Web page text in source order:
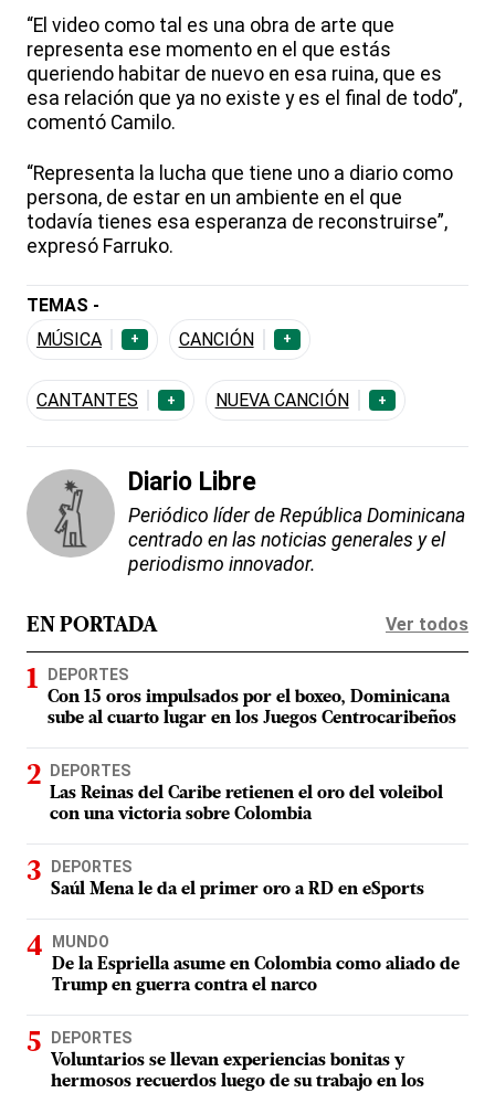
“El video como tal es una obra de arte que
representa ese momento en el que estás
queriendo habitar de nuevo en esa ruina, que es
esa relación que ya no existe y es el final de todo”,
comentó Camilo.
“Representa la lucha que tiene uno a diario como
persona, de estar en un ambiente en el que
todavía tienes esa esperanza de reconstruirse”,
expresó Farruko.
TEMAS -
MÚSICA
+ CANCIÓN +
CANTANTES + NUEVA CANCIÓN +
Diario Libre
Periódico líder de República Dominicana
centrado en las noticias generales y el
periodismo innovador.
EN PORTADA Ver todos
DEPORTES
Con 15 oros impulsados por el boxeo, Dominicana
sube al cuarto lugar en los Juegos Centrocaribeños
DEPORTES
Las Reinas del Caribe retienen el oro del voleibol
con una victoria sobre Colombia
DEPORTES
Saúl Mena le da el primer oro a RD en eSports
MUNDO
De la Espriella asume en Colombia como aliado de
Trump en guerra contra el narco
DEPORTES
Voluntarios se llevan experiencias bonitas y
hermosos recuerdos luego de su trabajo en los